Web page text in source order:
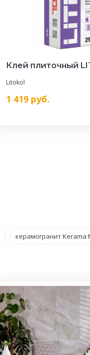
Клей плиточный
Litokol
1 419руб.
керамогранит Kerama